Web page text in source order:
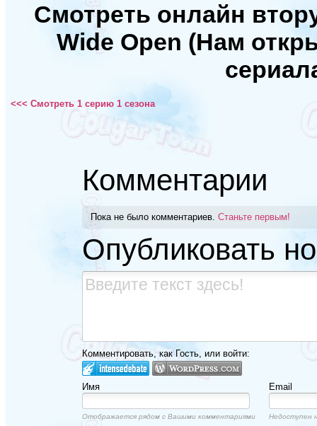
Смотреть онлайн
Wide Open (Нам
<<< Смотреть 1 серию 1 сезона
Комментарии
Пока не было комментариев. Станьте первым!
Опубликовать
Комментировать, как Гость, или войти:
Имя Email
Отображается рядом с Вашими комментариями Недоступен